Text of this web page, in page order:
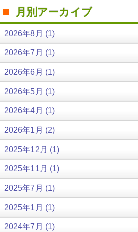
月別アーカイブ
2026年8月 (1)
2026年7月 (1)
2026年6月 (1)
2026年5月 (1)
2026年4月 (1)
2026年1月 (2)
2025年12月 (1)
2025年11月 (1)
2025年7月 (1)
2025年1月 (1)
2024年7月 (1)